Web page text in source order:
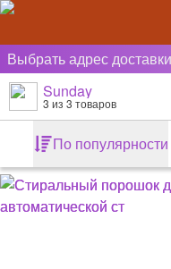
Выбрать адрес доставки
Sunday
3 из 3 товаров
По популярности